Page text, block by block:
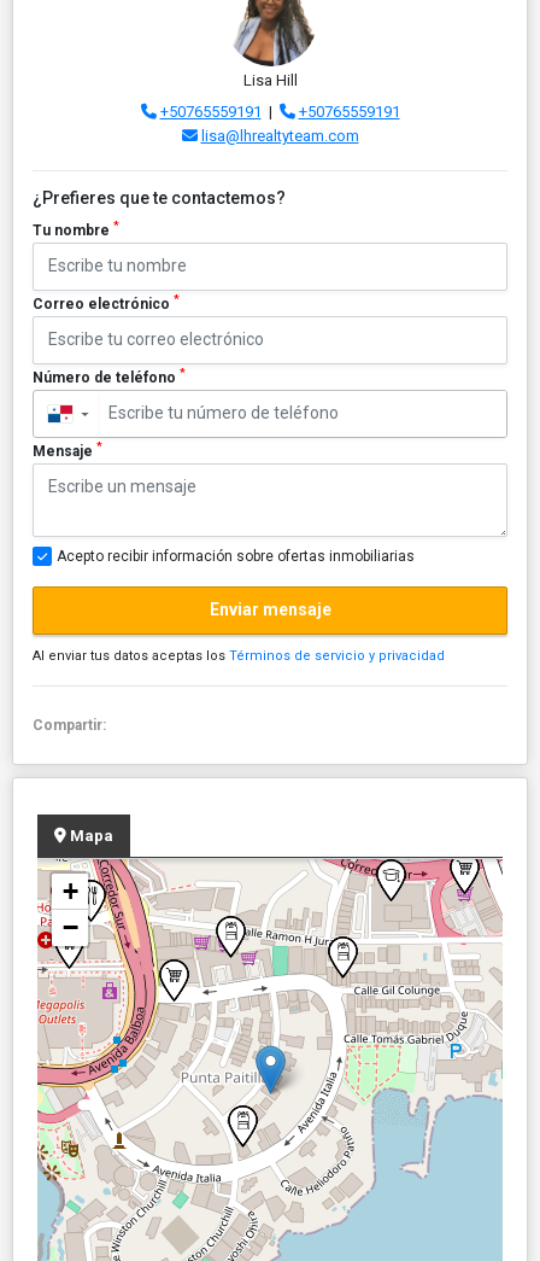
Lisa Hill
+50765559191 |
+50765559191
lisa@lhrealtyteam.com
¿Prefieres que te contactemos?
Tu nombre *
Correo electrónico *
Número de teléfono *
▼
Mensaje *
Acepto recibir información sobre ofertas inmobiliarias
Enviar mensaje
Al enviar tus datos aceptas los Términos de servicio y privacidad
Compartir:
Mapa
+
−